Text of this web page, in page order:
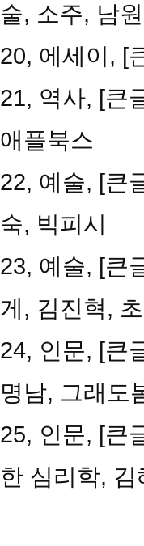
술, 소주, 남
20, 에세이, [
21, 역사, [큰
애플북스
22, 예술, [큰
숙, 빅피시
23, 예술, [큰
게, 김진혁,
24, 인문, [큰
명남, 그래도
25, 인문, [큰
한 심리학,